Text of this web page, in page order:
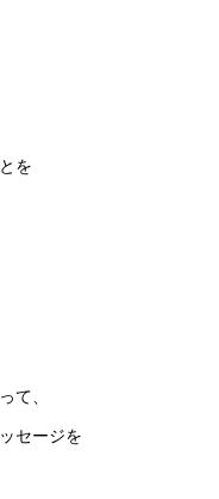
を
て、
セージを